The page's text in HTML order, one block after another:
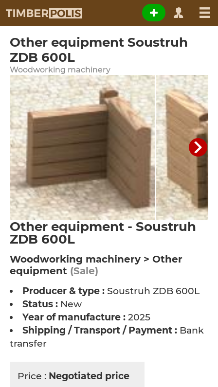
Other equipment Soustruh
ZDB 600L
Woodworking machinery
Other equipment - Soustruh
ZDB 600L
Woodworking machinery > Other
equipment (Sale)
Producer & type : Soustruh ZDB 600L
Status : New
Year of manufacture : 2025
Shipping / Transport / Payment : Bank
transfer
Price : Negotiated price